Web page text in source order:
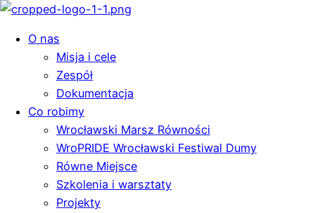
O nas
Misja i cele
Zespół
Dokumentacja
Co robimy
Wrocławski Marsz Równości
WroPRIDE Wrocławski Festiwal Dumy
Równe Miejsce
Szkolenia i warsztaty
Projekty